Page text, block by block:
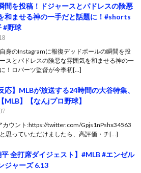
間を投稿！ドジャースとパドレスの険悪
和ませる神の一手だと話題に！#shorts
#野球
身のInstagramに報復デッドボールの瞬間を投
スとパドレスの険悪な雰囲気を和ませる神の一
！ロバーツ監督が今季初[…]
応】MLBが放送する24時間の大谷特集、
MLB】【なんjプロ野球】
カウント:https://twitter.com/Gpjs1nPshx34563
思っていただけましたら、高評価・チ[…]
平 全打席ダイジェスト】#MLB #エンゼル
ジャーズ 6.13